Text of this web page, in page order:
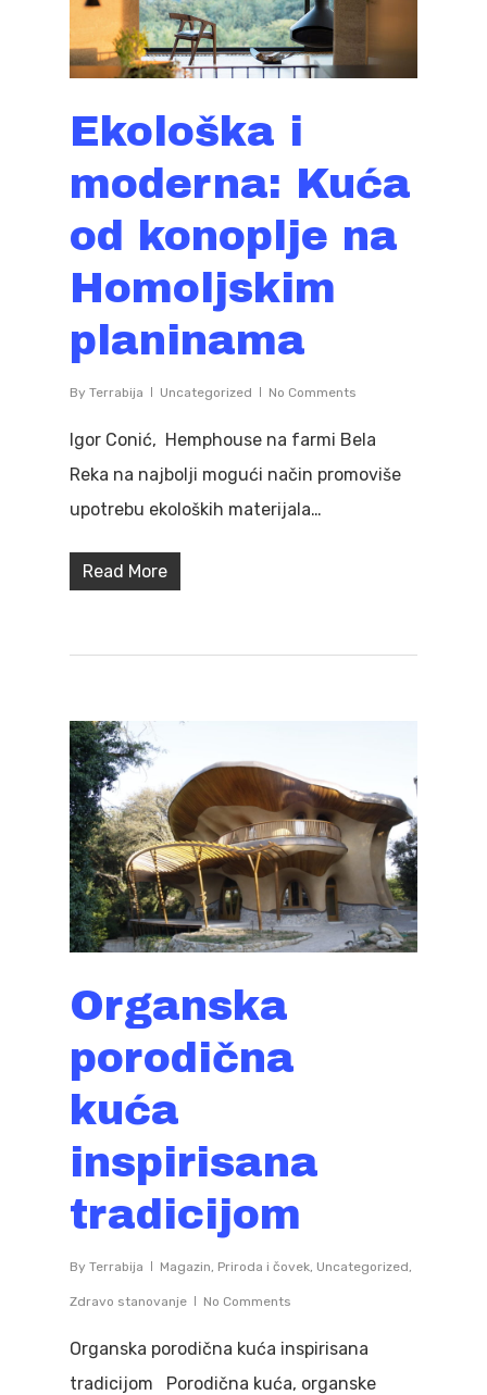
Ekološka i
moderna: Kuća
od konoplje na
Homoljskim
planinama
By Terrabija Uncategorized No Comments
Igor Conić, Hemphouse na farmi Bela
Reka na najbolji mogući način promoviše
upotrebu ekoloških materijala…
Read More
Organska
porodična
kuća
inspirisana
tradicijom
By Terrabija Magazin, Priroda i čovek, Uncategorized,
Zdravo stanovanje No Comments
Organska porodična kuća inspirisana
tradicijom Porodična kuća, organske